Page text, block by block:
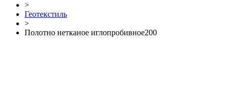
>
Геотекстиль
>
Полотно нетканое иглопробивное200